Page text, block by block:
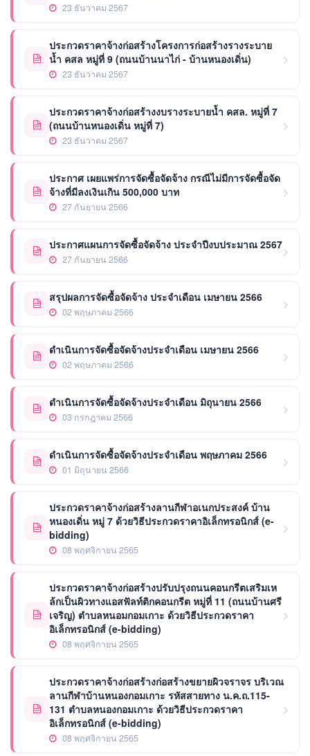
23 ธันวาคม 2567
ประกวดราคาจ้างก่อสร้างโครงการก่อสร้างรางระบาย
น้ำ คสล หมู่ที่ 9 (ถนนบ้านนาไก่ - บ้านหนองเดิ่น)
23 ธันวาคม 2567
ประกวดราคาจ้างก่อสร้างงบรางระบายน้ำ คสล. หมู่ที่ 7
(ถนนบ้านหนองเดิ่น หมู่ที่ 7)
23 ธันวาคม 2567
ประกาศ เผยแพร่การจัดซื้อจัดจ้าง กรณีไม่มีการจัดซื้อจัด
จ้างที่มีลงเงินเกิน 500,000 บาท
27 กันยายน 2566
ประกาศแผนการจัดซื้อจัดจ้าง ประจำปีงบประมาณ 2567
27 กันยายน 2566
สรุปผลการจัดซื้อจัดจ้าง ประจำเดือน เมษายน 2566
02 พฤษภาคม 2566
ดำเนินการจัดซื้อจัดจ้างประจำเดือน เมษายน 2566
02 พฤษภาคม 2566
ดำเนินการจัดซื้อจัดจ้างประจำเดือน มิถุนายน 2566
03 กรกฎาคม 2566
ดำเนินการจัดซื้อจัดจ้างประจำเดือน พฤษภาคม 2566
01 มิถุนายน 2566
ประกวดราคาจ้างก่อสร้างลานกีฬาอเนกประสงค์ บ้าน
หนองเดิ่น หมู่ 7 ด้วยวิธีประกวดราคาอิเล็กทรอนิกส์ (e-
bidding)
08 พฤศจิกายน 2565
ประกวดราคาจ้างก่อสร้างปรับปรุงถนนคอนกรีตเสริมเห
ล้กเป็นผิวทางแอสฟัลท์ติกคอนกรีต หมู่ที่ 11 (ถนนบ้านศรี
เจริญ) ตำบลหนอมกอมเกาะ ด้วยวิธีประกวดราคา
อิเล็กทรอนิกส์ (e-bidding)
08 พฤศจิกายน 2565
ประกวดราคาจ้างก่อสร้างก่อสร้างขยายผิวจราจร บริเวณ
ลานกีฬาบ้านหนองกอมเกาะ รหัสสายทาง น.ค.ถ.115-
131 ตำบลหนองกอมเกาะ ด้วยวิธีประกวดราคา
อิเล็กทรอนิกส์ (e-bidding)
08 พฤศจิกายน 2565